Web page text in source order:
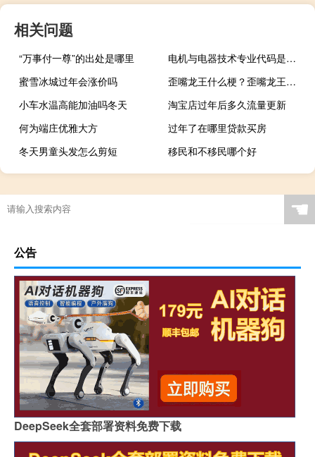
相关问题
“万事付一尊”的出处是哪里
电机与电器技术专业代码是什么
蜜雪冰城过年会涨价吗
歪嘴龙王什么梗？歪嘴龙王是什么意思什么梗
小车水温高能加油吗冬天
淘宝店过年后多久流量更新
何为端庄优雅大方
过年了在哪里贷款买房
冬天男童头发怎么剪短
移民和不移民哪个好
☚
公告
DeepSeek全套部署资料免费下载